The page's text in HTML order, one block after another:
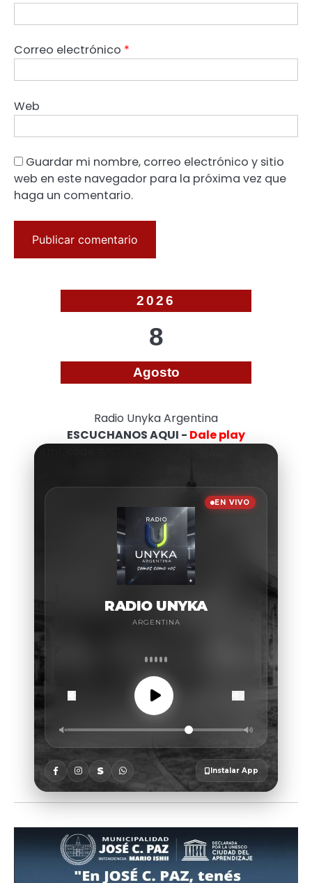
Correo electrónico *
Web
Guardar mi nombre, correo electrónico y sitio
web en este navegador para la próxima vez que
haga un comentario.
2026
8
Agosto
Radio Unyka Argentina
ESCUCHANOS AQUI - Dale play